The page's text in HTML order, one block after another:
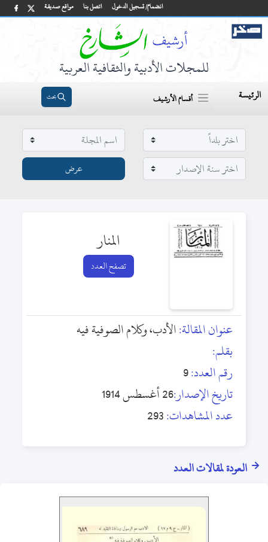
مواقع صديقة اتصل بنا انضمام/ تسجيل الدخول
للمجلات الأدبية والثقافية العربية
الرئيسة أقسام الأرشيف بحث
المنار
تصفح العدد
عنوان المقالة:الأدب، وكلام الصوفية فيه
بقلم:
رقم العدد:9
تاريخ الإصدار:26 أغسطس 1914
عدد المشاهدات:293
العودة لمقالات العدد